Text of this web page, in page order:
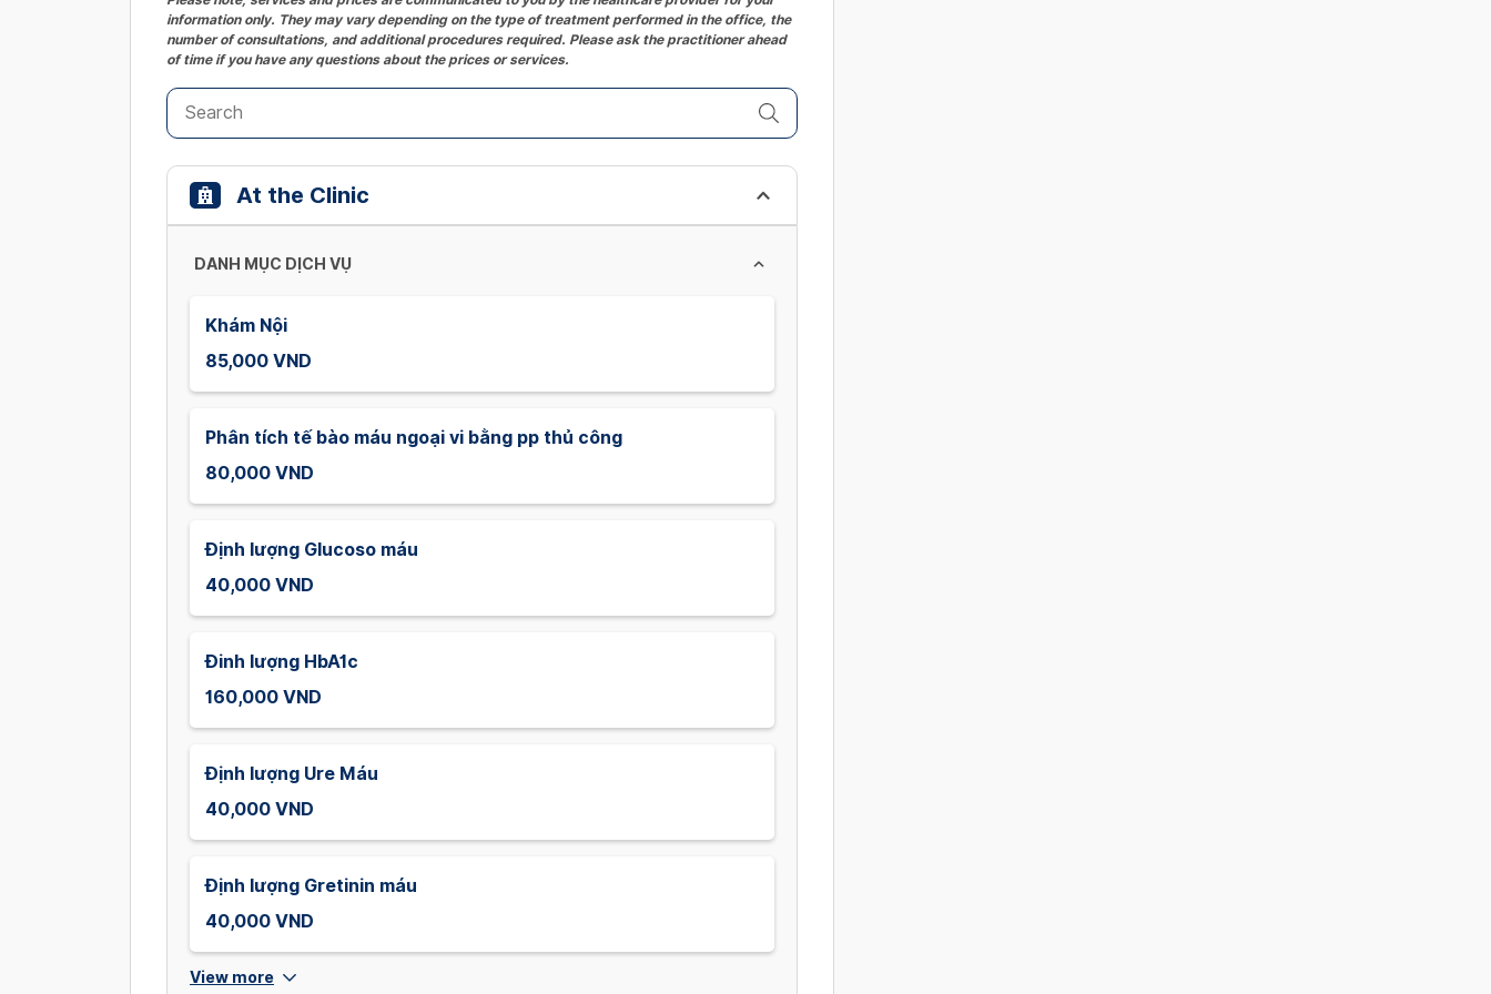
information only. They may vary depending on the type of treatment performed in the office, the
number of consultations, and additional procedures required. Please ask the practitioner ahead
of time if you have any questions about the prices or services.
At the Clinic
DANH MỤC DỊCH VỤ
Khám Nội
85,000 VND
Phân tích tế bào máu ngoại vi bằng pp thủ công
80,000 VND
Định lượng Glucoso máu
40,000 VND
Đinh lượng HbA1c
160,000 VND
Định lượng Ure Máu
40,000 VND
Định lượng Gretinin máu
40,000 VND
View more